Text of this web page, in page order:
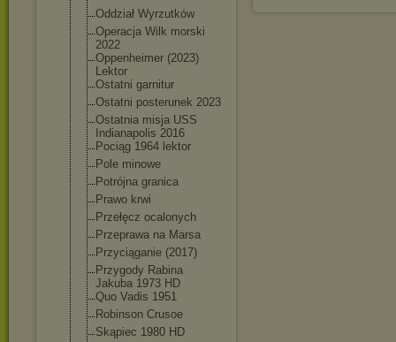
Oddział Wyrzutków
Operacja Wilk morski
2022
Oppenheimer (2023)
Lektor
Ostatni garnitur
Ostatni posterunek 2023
Ostatnia misja USS
Indianapolis 2016
Pociąg 1964 lektor
Pole minowe
Potrójna granica
Prawo krwi
Przełęcz ocalonych
Przeprawa na Marsa
Przyciąganie (2017)
Przygody Rabina
Jakuba 1973 HD
Quo Vadis 1951
Robinson Crusoe
Skąpiec 1980 HD